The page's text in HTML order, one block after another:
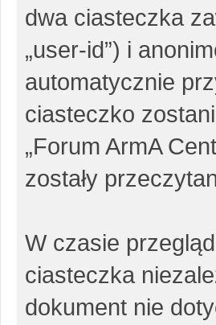
dwa ciasteczka
„user-id”) i
automatycznie
ciasteczko
„Forum ArmA
zostały
W czasie
ciasteczka
dokument nie